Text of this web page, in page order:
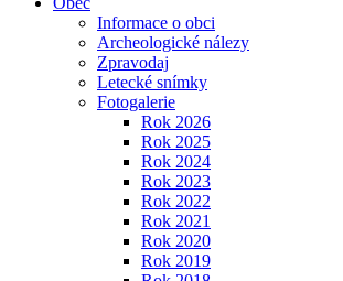
Informace o obci
Archeologické nálezy
Zpravodaj
Letecké snímky
Fotogalerie
Rok 2026
Rok 2025
Rok 2024
Rok 2023
Rok 2022
Rok 2021
Rok 2020
Rok 2019